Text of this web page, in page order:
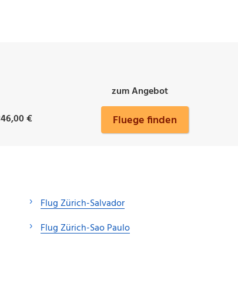
zum Angebot
€ Fluege finden
Flug Zürich-Salvador
Flug Zürich-Sao Paulo